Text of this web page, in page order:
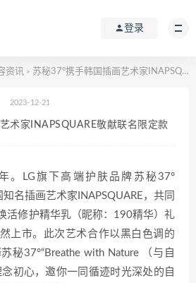
登录
资讯 > 苏秘37°携手韩国插画艺术家INAPSQUARE敬献联名限定款「190精华」礼盒
2023-12-21
术家INAPSQUARE敬献联名限定款
。LG旗下高端护肤品牌苏秘37°
知名插画艺术家INAPSQUARE，共同
活修护精华乳（昵称：190精华）礼
上市。此次艺术合作以黑白色调的
秘37°“Breathe with Nature （与自
初心，邀你一同循迹时光深处的自